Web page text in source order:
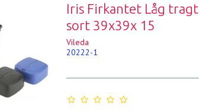
Iris Firkantet Låg tragt
sort 39x39x 15
Vileda
20222-1